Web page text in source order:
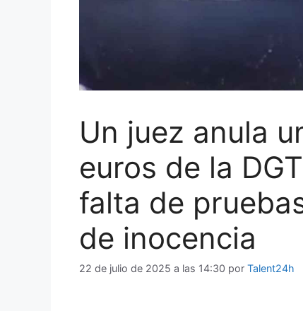
Un juez anula
euros de la
falta de
de inocencia
22 de julio de 2025 a las 14:30 por Talent24h